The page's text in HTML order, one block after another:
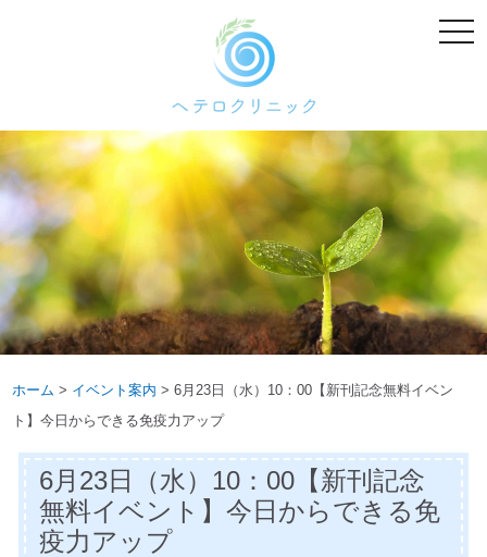
メ
ニ
ホーム > イベント案内 >6月23日（水）10：00【新刊記念無料イベン
ト】今日からできる免疫力アップ
6月23日（水）10：00【新刊記念
無料イベント】今日からできる免
疫力アップ